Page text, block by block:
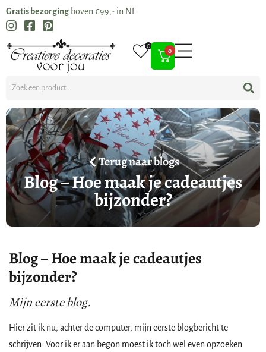
Gratis bezorging boven €99,- in NL
0
0
Terug naar blogs
Blog – Hoe maak je cadeautjes
bijzonder?
Blog – Hoe maak je cadeautjes
bijzonder?
Mijn eerste blog.
Hier zit ik nu, achter de computer, mijn eerste blogbericht te
schrijven. Voor ik er aan begon moest ik toch wel even opzoeken